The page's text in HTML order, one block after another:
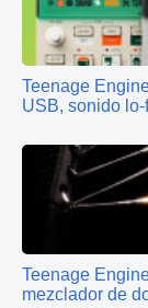
Teenage
USB, sonido
Teenage
mezclador de